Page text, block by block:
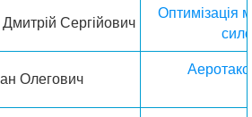
Сергійович
Оптимізація
Олегович